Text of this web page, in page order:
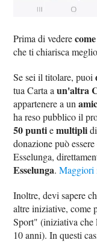
Prima di vedere
che ti chiarisca
Se sei il titolare, puoi
tua Carta aun'altra
appartenere a un
ha reso pubblico il
50 puntiemultipli
donazione può
Esselunga,
Esselunga.Maggiori
Inoltre, devi sapere
altre iniziative, come
Sport" (iniziativa che
10 anni). In questi